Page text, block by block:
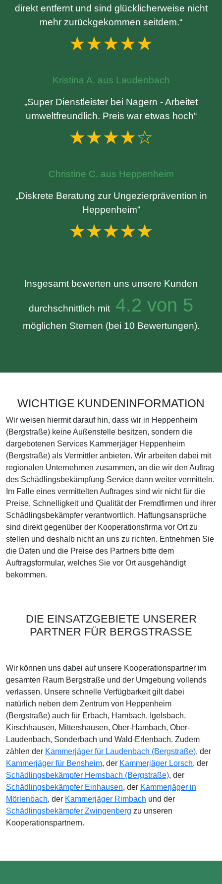
direkt entfernt und sind glücklicherweise nicht
mehr zurückgekommen seitdem.“
★★★★★
Kristina A. aus Laudenbach
„Super Dienstleister bei Nagern - Arbeitet
umweltfreundlich. Preis war etwas hoch“
★★★★☆
Christine C. aus Heppenheim
„Diskrete Beratung zur Ungezierprävention in
Heppenheim“
★★★★★
Insgesamt bewerten uns unsere Kunden
durchschnittlich mit 4.2 von 5
möglichen Sternen (bei 10 Bewertungen).
WICHTIGE KUNDENINFORMATION
Wir weisen hiermit darauf hin, dass wir in Heppenheim
(Bergstraße) keine Außenstelle besitzen, sondern die
dargebotenen Services Kammerjäger Heppenheim
(Bergstraße) als Vermittler anbieten. Wir arbeiten dabei mit
regionalen Unternehmen zusammen, an die wir den Auftrag
des Schädlingsbekämpfung-Service dann weiter vermitteln.
Im Falle eines vermittelten Auftrages sind wir nicht für die
Preise, Schnelligkeit und Qualität der Fremdfirmen und ihrer
Schädlingsbekämpfer verantwortlich. Haftungsansprüche
sind direkt gegenüber der Kooperationsfirma vor Ort zu
stellen und deshalb nicht an uns zu richten. Entnehmen Sie
die Daten und die Preise des Partners bitte dem
Auftragsformular, welches Sie vor Ort ausgehändigt
bekommen.
DIE EINSATZGEBIETE UNSERER
PARTNER FÜR BERGSTRASSE
Wir können uns dabei auf unsere Kooperationspartner im
gesamten Raum Bergstraße und der Umgebung vollends
verlassen. Unsere schnelle Verfügbarkeit gilt dabei
natürlich neben dem Zentrum von Heppenheim
(Bergstraße) auch für Erbach, Hambach, Igelsbach,
Kirschhausen, Mittershausen, Ober-Hambach, Ober-
Laudenbach, Sonderbach und Wald-Erlenbach. Zudem
zählen der Kammerjäger für Laudenbach (Bergstraße), der
Kammerjäger für Bensheim, der Kammerjäger Lorsch, der
Schädlingsbekämpfer Hemsbach (Bergstraße), der
Schädlingsbekämpfer Einhausen, der Kammerjäger in
Mörlenbach, der Kammerjäger Rimbach und der
Schädlingsbekämpfer Zwingenberg zu unseren
Kooperationspartnern.